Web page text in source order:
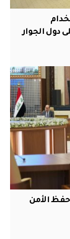
دول الجوار
حفظ الأمن